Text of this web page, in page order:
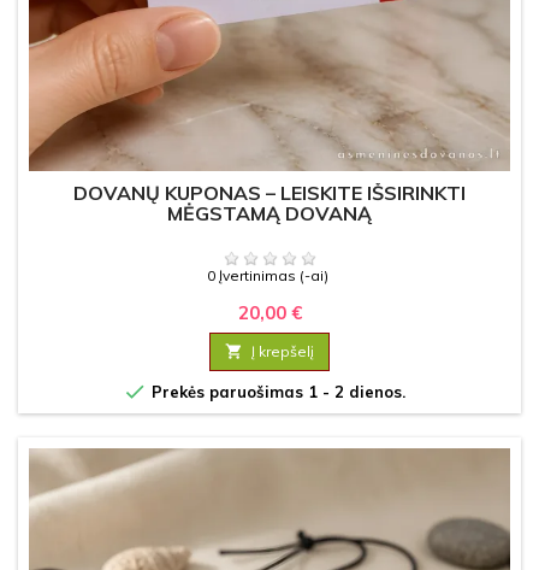
DOVANŲ KUPONAS – LEISKITE IŠSIRINKTI
MĖGSTAMĄ DOVANĄ
0 Įvertinimas (-ai)
20,00 €
 Į krepšelį
 Prekės paruošimas 1 - 2 dienos.